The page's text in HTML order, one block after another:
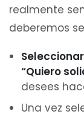
realmente
deberemos
“Quiero
desees
Una vez